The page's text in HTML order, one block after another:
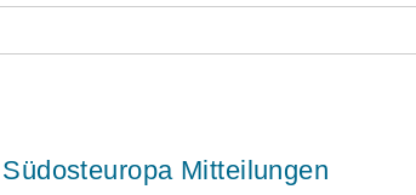
Südosteuropa Mitteilungen